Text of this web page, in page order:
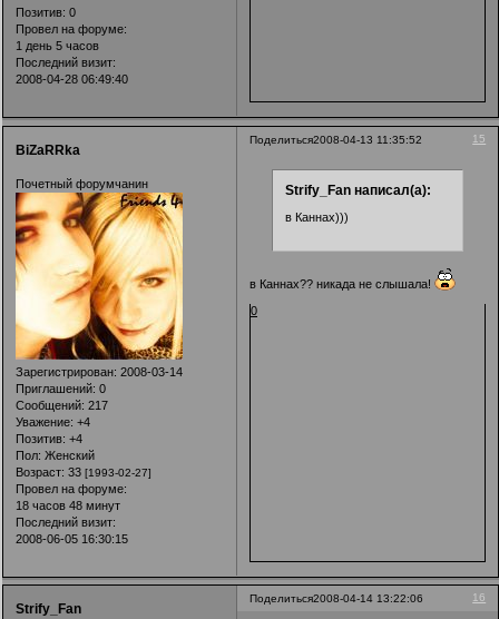
Позитив: 0
Провел на форуме:
1 день 5 часов
Последний визит:
2008-04-28 06:49:40
Поделиться 15
2008-04-13 11:35:52
BiZaRRka
Почетный форумчанин
Зарегистрирован: 2008-03-14
Приглашений: 0
Сообщений: 217
Уважение: +4
Позитив: +4
Пол: Женский
Возраст: 33 [1993-02-27]
Провел на форуме:
18 часов 48 минут
Последний визит:
2008-06-05 16:30:15
Strify_Fan написал(а):
в Каннах)))
в Каннах?? никада не слышала!
0
Поделиться 16
2008-04-14 13:22:06
Strify_Fan